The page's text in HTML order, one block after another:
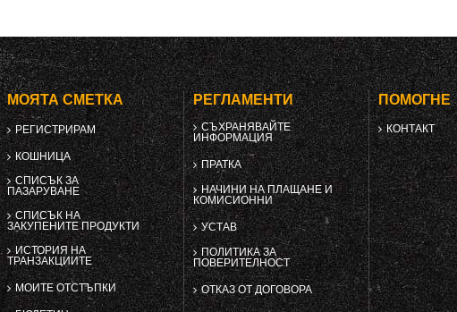
МОЯТА СМЕТКА
РЕГИСТРИРАМ
КОШНИЦА
СПИСЪК ЗА
ПАЗАРУВАНЕ
СПИСЪК НА
ЗАКУПЕНИТЕ ПРОДУКТИ
ИСТОРИЯ НА
ТРАНЗАКЦИИТЕ
МОИТЕ ОТСТЪПКИ
РЕГЛАМЕНТИ
СЪХРАНЯВАЙТЕ
ИНФОРМАЦИЯ
ПРАТКА
НАЧИНИ НА ПЛАЩАНЕ И
КОМИСИОННИ
УСТАВ
ПОЛИТИКА ЗА
ПОВЕРИТЕЛНОСТ
ОТКАЗ ОТ ДОГОВОРА
ПОМОГНЕ
КОНТАКТ